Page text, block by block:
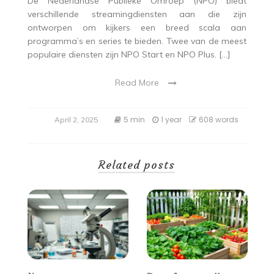
verschillende streamingdiensten aan die zijn
ontworpen om kijkers een breed scala aan
programma’s en series te bieden. Twee van de meest
populaire diensten zijn NPO Start en NPO Plus. […]
Read More
April 2, 2025 5 min 1 year 608 words
Related posts